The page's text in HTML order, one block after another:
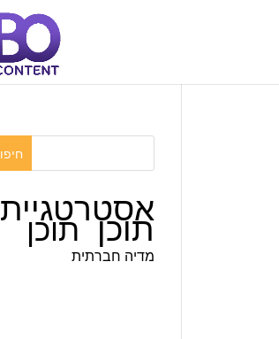
אסטרטגיית
תוכן תוכן
מדיה חברתית